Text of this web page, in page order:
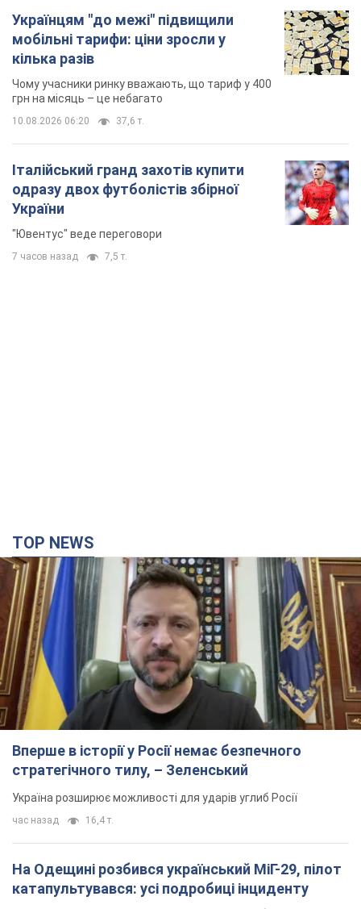
Українцям "до межі" підвищили
мобільні тарифи: ціни зросли у
кілька разів
Чому учасники ринку вважають, що тариф у 400
грн на місяць – це небагато
10.08.2026 06:20 37,6 т.
Італійський гранд захотів купити
одразу двох футболістів збірної
України
"Ювентус" веде переговори
7 часов назад 7,5 т.
TOP NEWS
Вперше в історії у Росії немає безпечного
стратегічного тилу, – Зеленський
Україна розширює можливості для ударів углиб Росії
час назад 16,4 т.
На Одещині розбився український МіГ-29, пілот
катапультувався: усі подробиці інциденту